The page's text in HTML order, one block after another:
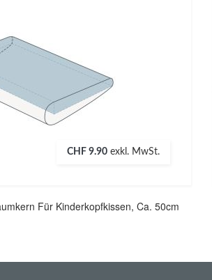
CHF 9.90 exkl. MwSt.
Für Kinderkopfkissen, Ca. 50cm